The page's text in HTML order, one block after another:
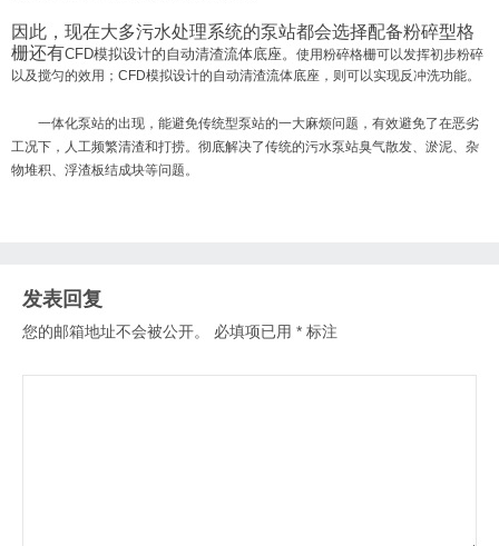
因此，现在大多污水处理系统的泵站都会选择配备粉碎型格
栅还有CFD模拟设计的自动清渣流体底座。 使用粉碎格栅可以发挥初步粉碎
以及搅匀的效用；CFD模拟设计的自动清渣流体底座，则可以实现反冲洗功能。
一体化泵站的出现，能避免传统型泵站的一大麻烦问题，有效避免了在恶劣
工况下，人工频繁清渣和打捞。彻底解决了传统的污水泵站臭气散发、淤泥、杂
物堆积、浮渣板结成块等问题。
发表回复
您的邮箱地址不会被公开。 必填项已用 * 标注